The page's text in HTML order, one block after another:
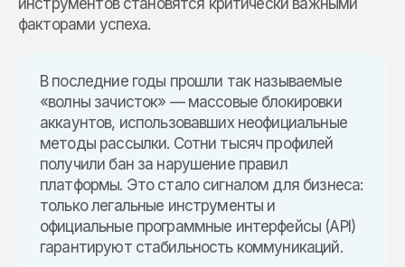
инструментов становятся критически важными
факторами успеха.
В последние годы прошли так называемые
«волны зачисток» — массовые блокировки
аккаунтов, использовавших неофициальные
методы рассылки. Сотни тысяч профилей
получили бан за нарушение правил
платформы. Это стало сигналом для бизнеса:
только легальные инструменты и
официальные программные интерфейсы (API)
гарантируют стабильность коммуникаций.